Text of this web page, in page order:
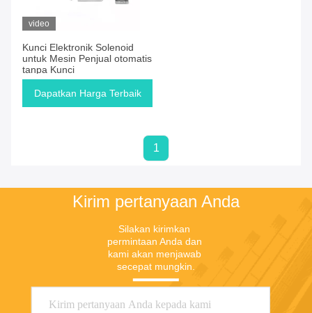
video
Kunci Elektronik Solenoid
untuk Mesin Penjual otomatis
tanpa Kunci
Dapatkan Harga Terbaik
1
Kirim pertanyaan Anda
Silakan kirimkan
permintaan Anda dan
kami akan menjawab
secepat mungkin.